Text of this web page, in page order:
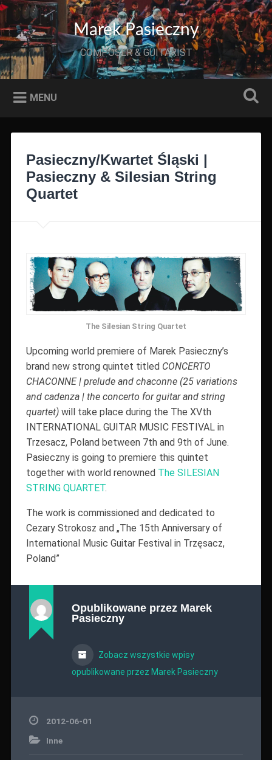
Przeskocz
treści
Szukaj Marek Pasieczny
COMPOSER & GUITARIST
MENU
Pasieczny/Kwartet Śląski |
Pasieczny & Silesian String
Quartet
The Silesian String Quartet
Upcoming world premiere of Marek Pasieczny’s
brand new strong quintet titled CONCERTO
CHACONNE | prelude and chaconne (25 variations
and cadenza | the concerto for guitar and string
quartet)will take place during the The XVth
INTERNATIONAL GUITAR MUSIC FESTIVAL in
Trzesacz, Poland between 7th and 9th of June.
Pasieczny is going to premiere this quintet
together with world renowned The SILESIAN
STRING QUARTET.
The work is commissioned and dedicated to
Cezary Strokosz and „The 15th Anniversary of
International Music Guitar Festival in Trzęsacz,
Poland”
Opublikowane przez Marek
Pasieczny
Zobacz wszystkie wpisy
opublikowane przez Marek Pasieczny
2012-06-01
Inne